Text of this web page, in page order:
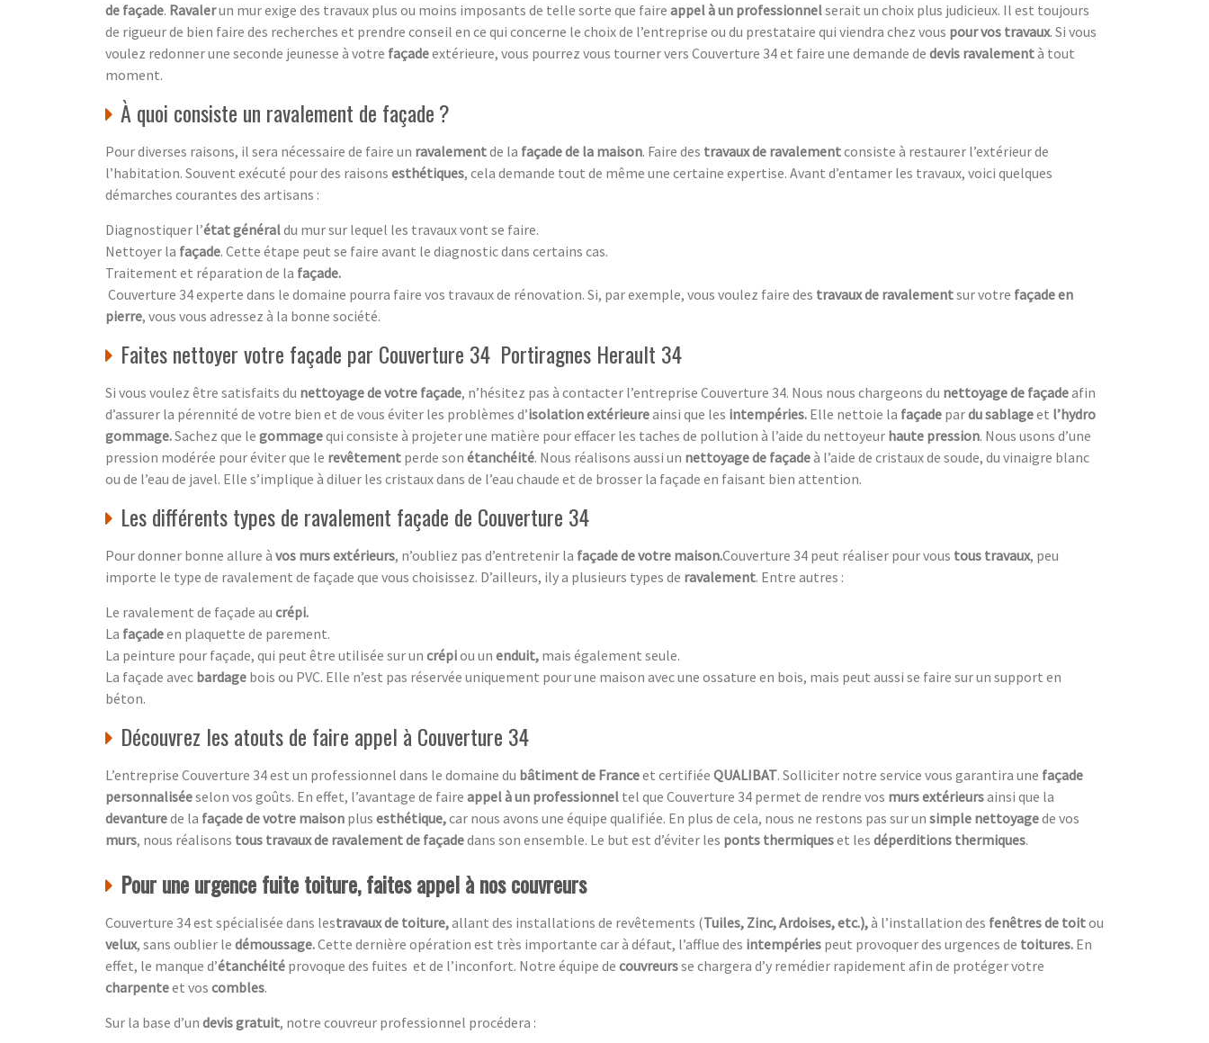
de façade. Ravalerun mur exige des travaux plus ou moins imposants de telle sorte que faire appel à un professionnelserait un choix plus judicieux. Il est toujours
de rigueur de bien faire des recherches et prendre conseil en ce qui concerne le choix de l’entreprise ou du prestataire qui viendra chez vous pour vos travaux. Si vous
voulez redonner une seconde jeunesse à votre façadeextérieure, vous pourrez vous tourner vers Couverture 34 et faire une demande de devis ravalementà tout
moment.
À quoi consiste un ravalement de façade ?
Pour diverses raisons, il sera nécessaire de faire un ravalementde la façade de la maison. Faire des travaux de ravalementconsiste à restaurer l’extérieur de
l’habitation. Souvent exécuté pour des raisons esthétiques, cela demande tout de même une certaine expertise. Avant d’entamer les travaux, voici quelques
démarches courantes des artisans :
Diagnostiquer l’état généraldu mur sur lequel les travaux vont se faire.
Nettoyer la façade. Cette étape peut se faire avant le diagnostic dans certains cas.
Traitement et réparation de la façade.
Couverture 34 experte dans le domaine pourra faire vos travaux de rénovation. Si, par exemple, vous voulez faire des travaux de ravalementsur votre façade en
pierre, vous vous adressez à la bonne société.
Faites nettoyer votre façade par Couverture 34 Portiragnes Herault 34
Si vous voulez être satisfaits du nettoyage de votre façade, n’hésitez pas à contacter l’entreprise Couverture 34. Nous nous chargeons du nettoyage de façadeafin
d’assurer la pérennité de votre bien et de vous éviter les problèmes d’isolation extérieureainsi que les intempéries. Elle nettoie la façade pardu sablageet l’hydro
gommage.Sachez que le gommagequi consiste à projeter une matière pour effacer les taches de pollution à l’aide du nettoyeur haute pression. Nous usons d’une
pression modérée pour éviter que le revêtement perde son étanchéité. Nous réalisons aussi un nettoyage de façadeà l’aide de cristaux de soude, du vinaigre blanc
ou de l’eau de javel. Elle s’implique à diluer les cristaux dans de l’eau chaude et de brosser la façade en faisant bien attention.
Les différents types de ravalement façade de Couverture 34
Pour donner bonne allure à vos murs extérieurs, n’oubliez pas d’entretenir la façade de votre maison.Couverture 34 peut réaliser pour vous tous travaux, peu
importe le type de ravalement de façade que vous choisissez. D’ailleurs, ily a plusieurs types de ravalement. Entre autres :
Le ravalement de façade au crépi.
La façadeen plaquette de parement.
La peinture pour façade, qui peut être utilisée sur un crépiou un enduit, mais également seule.
La façade avec bardage bois ou PVC. Elle n’est pas réservée uniquement pour une maison avec une ossature en bois, mais peut aussi se faire sur un support en
béton.
Découvrez les atouts de faire appel à Couverture 34
L’entreprise Couverture 34 est un professionnel dans le domaine du bâtiment de Franceet certifiée QUALIBAT. Solliciter notre service vous garantira une façade
personnaliséeselon vos goûts. En effet, l’avantage de faire appel à un professionnel tel que Couverture 34 permet de rendre vos murs extérieursainsi que la
devanturede la façade de votre maison plus esthétique,car nous avons une équipe qualifiée. En plus de cela, nous ne restons pas sur un simple nettoyagede vos
murs, nous réalisons tous travaux de ravalement de façadedans son ensemble. Le but est d’éviter les ponts thermiqueset les déperditions thermiques.
Pour une urgence fuite toiture, faites appel à nos couvreurs
Couverture 34 est spécialisée dans lestravaux de toiture,allant des installations de revêtements (Tuiles, Zinc, Ardoises, etc.),à l’installation des fenêtres de toitou
velux, sans oublier le démoussage.Cette dernière opération est très importante car à défaut, l’afflue des intempéries peut provoquer des urgences de toitures. En
effet, le manque d’étanchéité provoque des fuites et de l’inconfort. Notre équipe de couvreursse chargera d’y remédier rapidement afin de protéger votre
charpenteet vos combles.
Sur la base d’un devis gratuit, notre couvreur professionnel procédera :